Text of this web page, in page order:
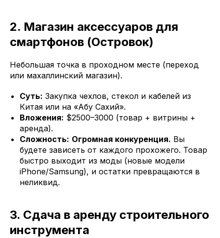
2. Магазин аксессуаров для
смартфонов (Островок)
Небольшая точка в проходном месте (переход
или махаллинский магазин).
Суть: Закупка чехлов, стекол и кабелей из
Китая или на «Абу Сахий».
Вложения: $2500–3000 (товар + витрины +
аренда).
Сложность: Огромная конкуренция. Вы
будете зависеть от каждого прохожего. Товар
быстро выходит из моды (новые модели
iPhone/Samsung), и остатки превращаются в
неликвид.
3. Сдача в аренду строительного
инструмента